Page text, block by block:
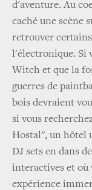
d'aventure. Au
caché une scène
retrouver
l'électronique. Si
Witch et que la
guerres de
bois devraient
si vous
Hostal", un hôtel
DJ sets en dans
interactives et où
expérience